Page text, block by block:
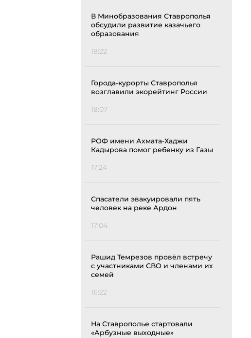
В Минобразования Ставрополья
обсудили развитие казачьего
образования
18:22
Города-курорты Ставрополья
возглавили экорейтинг России
18:07
РОФ имени Ахмата-Хаджи
Кадырова помог ребенку из Газы
17:24
Спасатели эвакуировали пять
человек на реке Ардон
17:04
Рашид Темрезов провёл встречу
с участниками СВО и членами их
семей
16:22
На Ставрополье стартовали
«Арбузные выходные»